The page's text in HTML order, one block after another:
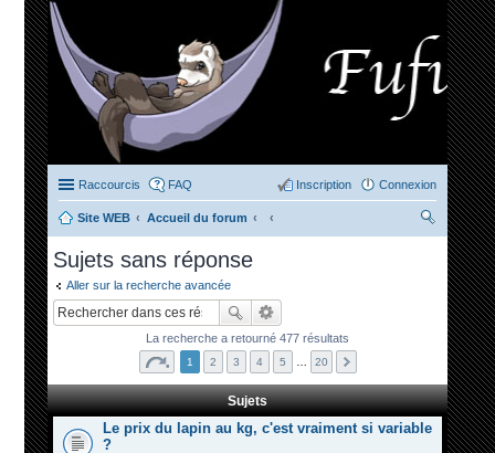
Raccourcis FAQ Connexion
Inscription
Site WEB
Accueil du forum
Sujets sans réponse
Aller sur la recherche avancée
La recherche a retourné 477 résultats
1 2 3 4 5 20
Sujets
Le prix du lapin au kg, c'est vraiment si variable
?